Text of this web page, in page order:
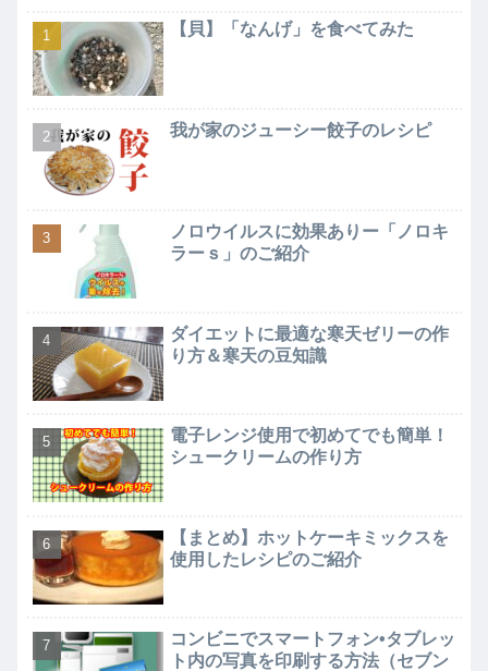
【貝】「なんげ」を食べてみた
我が家のジューシー餃子のレシピ
ノロウイルスに効果ありー「ノロキ
ラーｓ」のご紹介
ダイエットに最適な寒天ゼリーの作
り方＆寒天の豆知識
電子レンジ使用で初めてでも簡単！
シュークリームの作り方
【まとめ】ホットケーキミックスを
使用したレシピのご紹介
コンビニでスマートフォン•タブレッ
ト内の写真を印刷する方法（セブン